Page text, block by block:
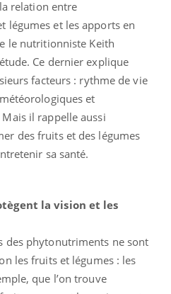
relation entre
légumes et les apports en
le nutritionniste Keith
Ce dernier explique
facteurs : rythme de vie
et
il rappelle aussi
des fruits et des légumes
sa santé.
la vision et les
des phytonutriments ne sont
les fruits et légumes : les
que l’on trouve